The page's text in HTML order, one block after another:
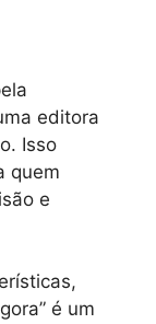
editora
Isso
quem
e
é um